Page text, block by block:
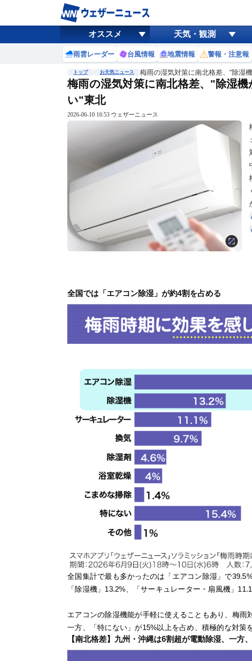
オススメ 天気・観測
雨雲レーダー 台風情報 地震情報 警報・注意報
トップ お天気ニュース 梅雨の湿気対策に南北格差、"除湿
梅雨の湿気対策に南北格差、"除湿
い"東北
2026-06-10 16:53 ウェザーニュース
全国では「エアコン除湿」が約4割を占める
全国集計で最も多かったのは「エアコン除湿」で
「除湿機」13.2%、「サーキュレーター・扇風機」
エアコンの除湿機能が手軽に使えることもあり、梅雨
一方、「特にない」が15%以上を占め、積極的な対策
【南北格差】九州・沖縄は6割超が電動除湿、一方